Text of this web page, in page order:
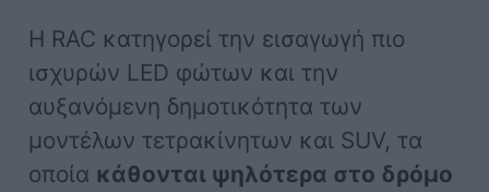
Η RAC κατηγορεί την εισαγωγή πιο
ισχυρών LED φώτων και την
αυξανόμενη δημοτικότητα των
μοντέλων τετρακίνητων και SUV, τα
οποία κάθονται ψηλότερα στο δρόμο